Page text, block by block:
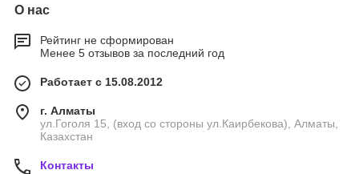
О нас
Рейтинг не сформирован
Менее 5 отзывов за последний год
Работает с 15.08.2012
г. Алматы
ул.Гоголя 15, (вход со стороны ул.Каирбекова), Алматы,
Казахстан
Контакты